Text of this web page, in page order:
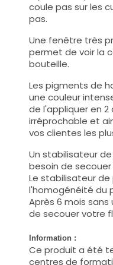
coule pas sur les
pas.
Une fenêtre très
permet de voir la
bouteille.
Les pigments de
une couleur
de l'appliquer en
irréprochable et
vos clientes les
Un stabilisateur
besoin de
Le stabilisateur
l'homogénéité du
Après 6 mois
de secouer votre
Information :
Ce produit a été
centres de